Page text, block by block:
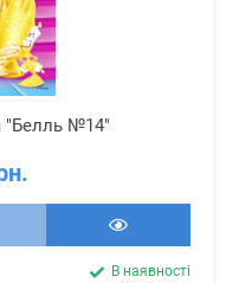
"Белль №14"
В наявності